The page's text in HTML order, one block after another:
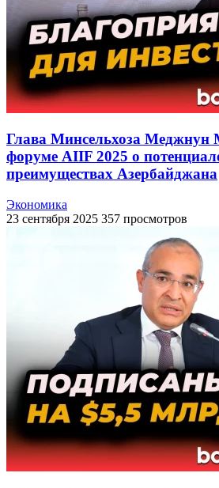
Глава Минсельхоза Меджнун
форуме AIIF 2025 о
преимуществах Азербайджана
Экономика
23 сентября 2025 357 просмотров